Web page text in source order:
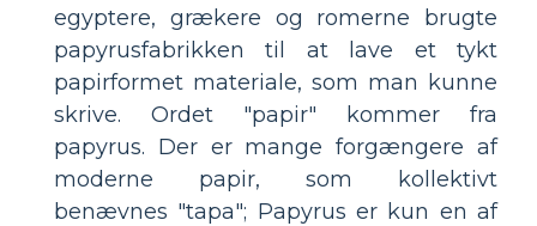
egyptere, grækere og romerne brugte
papyrusfabrikken til at lave et tykt
papirformet materiale, som man kunne
skrive. Ordet "papir" kommer fra
papyrus. Der er mange forgængere af
moderne papir, som kollektivt
benævnes "tapa"; Papyrus er kun en af